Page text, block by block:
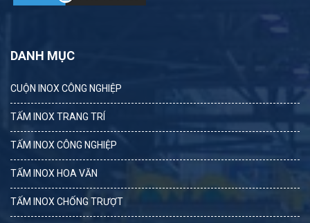
DANH MỤC
CUỘN INOX CÔNG NGHIỆP
TẤM INOX TRANG TRÍ
TẤM INOX CÔNG NGHIỆP
TẤM INOX HOA VĂN
TẤM INOX CHỐNG TRƯỢT